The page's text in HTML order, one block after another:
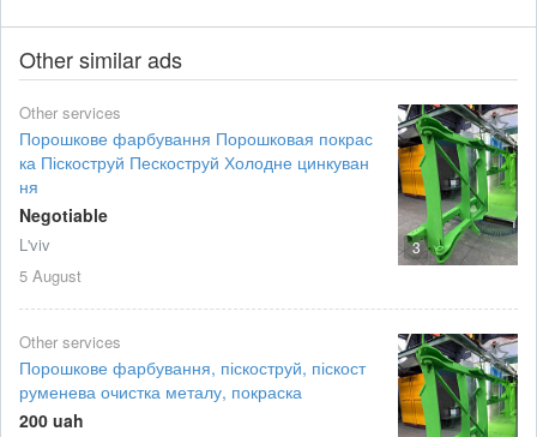
Other similar ads
3
Other services
Порошкове фарбування Порошковая покрас
ка Піскоструй Пескоструй Холодне цинкуван
ня
Negotiable
L'viv
5 August
Other services
Порошкове фарбування, піскоструй, піскост
руменева очистка металу, покраска
200 uah